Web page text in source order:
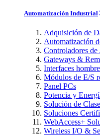
Automatización Industrial
Adquisición de
Automatización
Controladores
Gateways &
Interfaces
Módulos de E/S
Panel PCs
Potencia y
Solución de
Soluciones
WebAccess+
Wireless I/O &